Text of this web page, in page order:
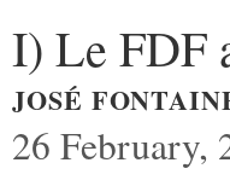
I) Le FDF
JOSÉ
26 February,